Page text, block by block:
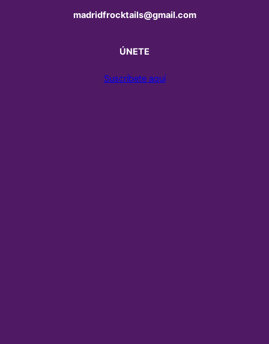
madridfrocktails@gmail.com
ÚNETE
Suscríbete aquí